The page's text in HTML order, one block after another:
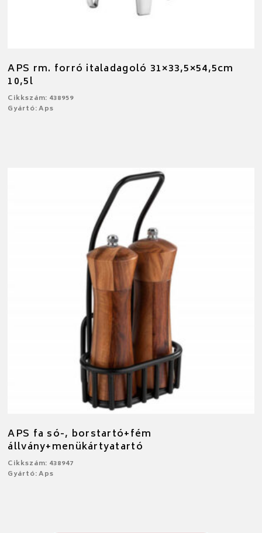
APS rm. forró italadagoló 31×33,5×54,5cm
10,5l
Cikkszám: 438959
Gyártó: Aps
APS fa só-, borstartó+fém
állvány+menükártyatartó
Cikkszám: 438947
Gyártó: Aps